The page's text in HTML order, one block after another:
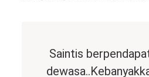
Saintis